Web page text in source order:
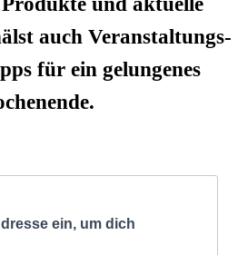
auch Veranstaltungs-
für ein gelungenes
ein, um dich